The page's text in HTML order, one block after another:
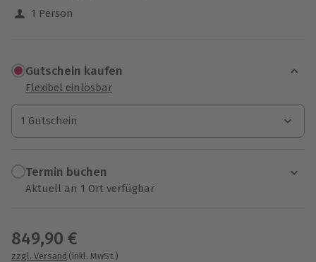
1 Person
Gutschein kaufen
Flexibel einlösbar
1 Gutschein
1 Gutschein
1 Gutschein
Termin buchen
Aktuell an 1 Ort verfügbar
849,90 €
zzgl. Versand (inkl. MwSt.)